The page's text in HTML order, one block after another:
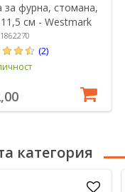
за фурна, стомана,
см - Westmark
(2)
категория